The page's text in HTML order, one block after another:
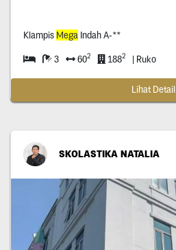
Klampis Mega Indah A-**
3 602 1882 | Ruko
Lihat Detail
SKOLASTIKA NATALIA